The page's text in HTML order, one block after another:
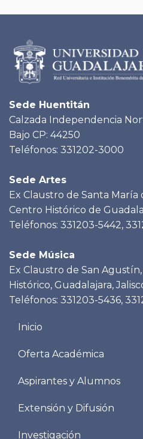
Sede Huentitán
Calzada Independencia
Bajo CP: 44250
Teléfonos: 331202-3000
Sede Artes
Ex Claustro de Santa María
Centro Histórico de
Teléfonos: 331203-5442,
Sede Música
Ex Claustro de San
Histórico, Guadalajara,
Teléfonos: 331203-5436,
Menu
Inicio
Oferta Académica
Aspirantes y Alumnos
Extensión y Difusión
Investigación